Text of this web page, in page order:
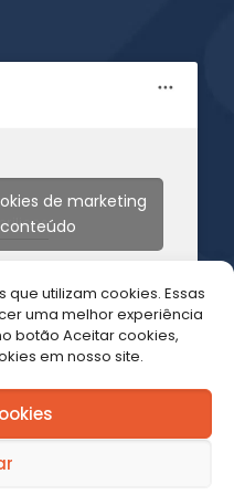
utilizam cookies. Essas
uma melhor experiência
botão Aceitar cookies,
em nosso site.
de marketing